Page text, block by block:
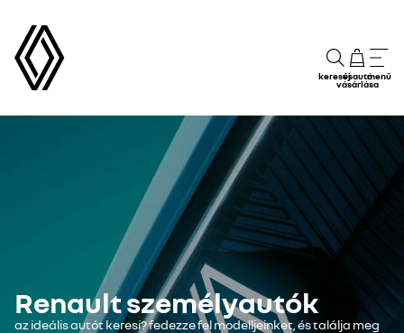
keresésúj autó
vásárlása
menü
Renault személyautók
az ideális autót keresi? fedezze fel modelljeinket, és találja meg